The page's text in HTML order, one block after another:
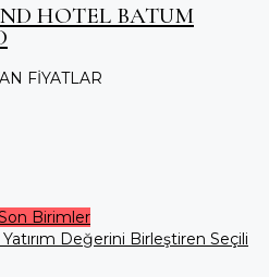
HOTEL BATUM
FİYATLAR
Birimler